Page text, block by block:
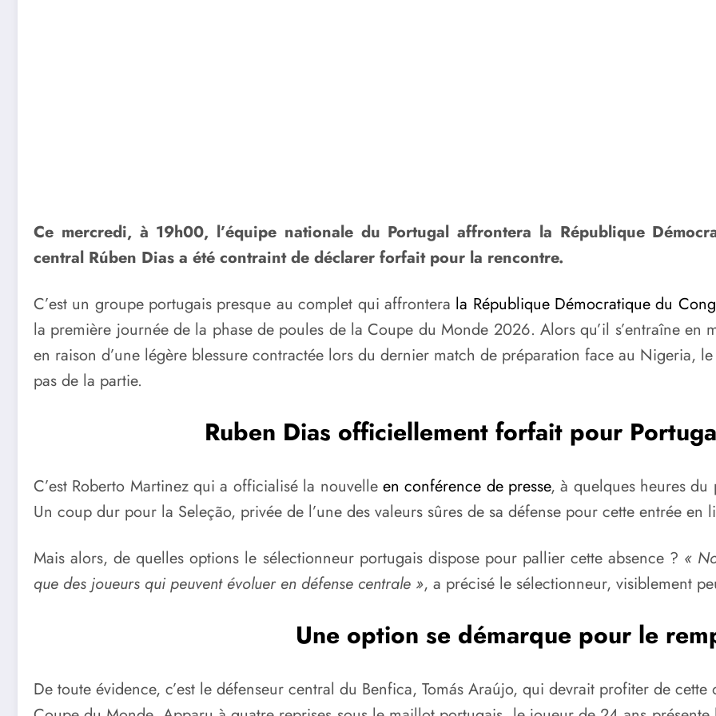
Ce mercredi, à 19h00, l’équipe nationale du Portugal affrontera la République
central Rúben Dias a été contraint de déclarer forfait pour la rencontre.
C’est un groupe portugais presque au complet qui affrontera la République Démocratique du
la première journée de la phase de poules de la Coupe du Monde 2026. Alors qu’il s’entraîne en
en raison d’une légère blessure contractée lors du dernier match de préparation face au Nigeria,
pas de la partie.
Ruben Dias officiellement forfait pour
C’est Roberto Martinez qui a officialisé la nouvelle en conférence de presse, à quelques heures
Un coup dur pour la Seleção, privée de l’une des valeurs sûres de sa défense pour cette entrée en
Mais alors, de quelles options le sélectionneur portugais dispose pour pallier cette absence ? «
que des joueurs qui peuvent évoluer en défense centrale », a précisé le sélectionneur, visiblement
Une option se démarque pour le
De toute évidence, c’est le défenseur central du Benfica, Tomás Araújo, qui devrait profiter de